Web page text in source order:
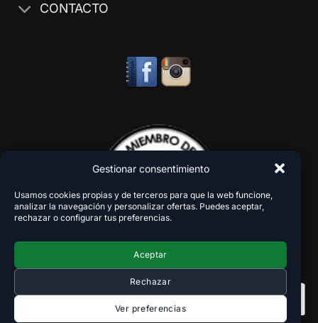
Gestionar consentimiento
Usamos cookies propias y de terceros para que la web funcione,
analizar la navegación y personalizar ofertas. Puedes aceptar,
rechazar o configurar tus preferencias.
Aceptar
Rechazar
Ver preferencias
CONTACTO